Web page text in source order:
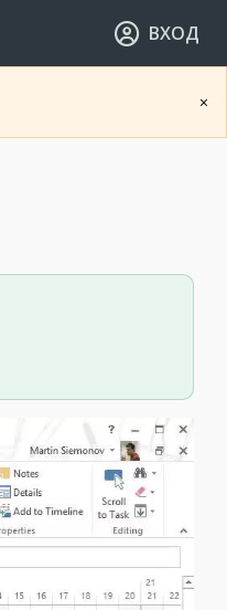
ВХОД
×